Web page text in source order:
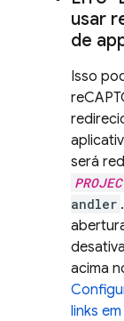
usar
de
Isso
será
andler
acima
links